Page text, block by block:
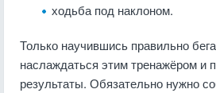
ходьба под наклоном.
Только научившись правильно
наслаждаться этим тренажёром и
результаты. Обязательно нужно